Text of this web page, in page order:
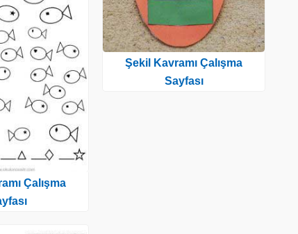
Çalışma
Şekil Kavramı Çalışma
Sayfası